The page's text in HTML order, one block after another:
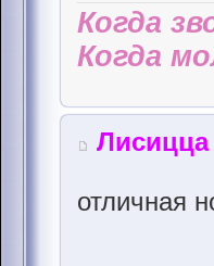
Когда
Когда
Лисицца
отличная